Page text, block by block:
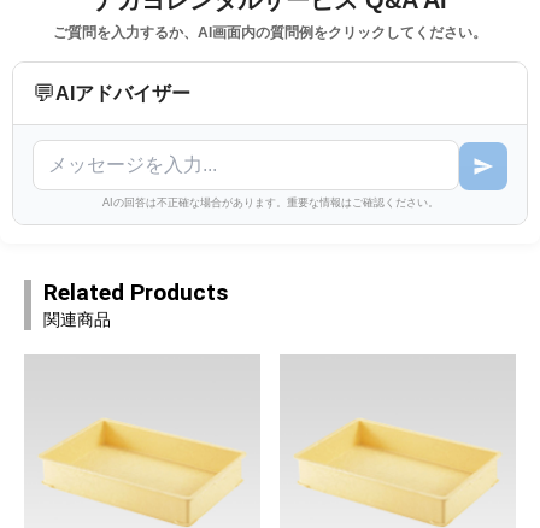
ご質問を入力するか、AI画面内の質問例をクリックしてください。
💬AIアドバイザー
AIの回答は不正確な場合があります。重要な情報はご確認ください。
Related Products
関連商品